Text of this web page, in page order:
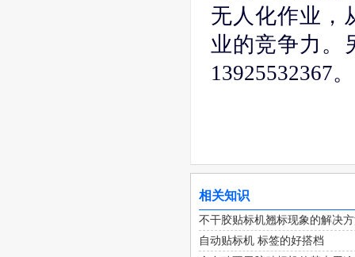
无人化作业，
业的竞争力。
13925532367。
相关知识
不干胶贴标机翘标现象的解决
自动贴标机 标签的好搭档